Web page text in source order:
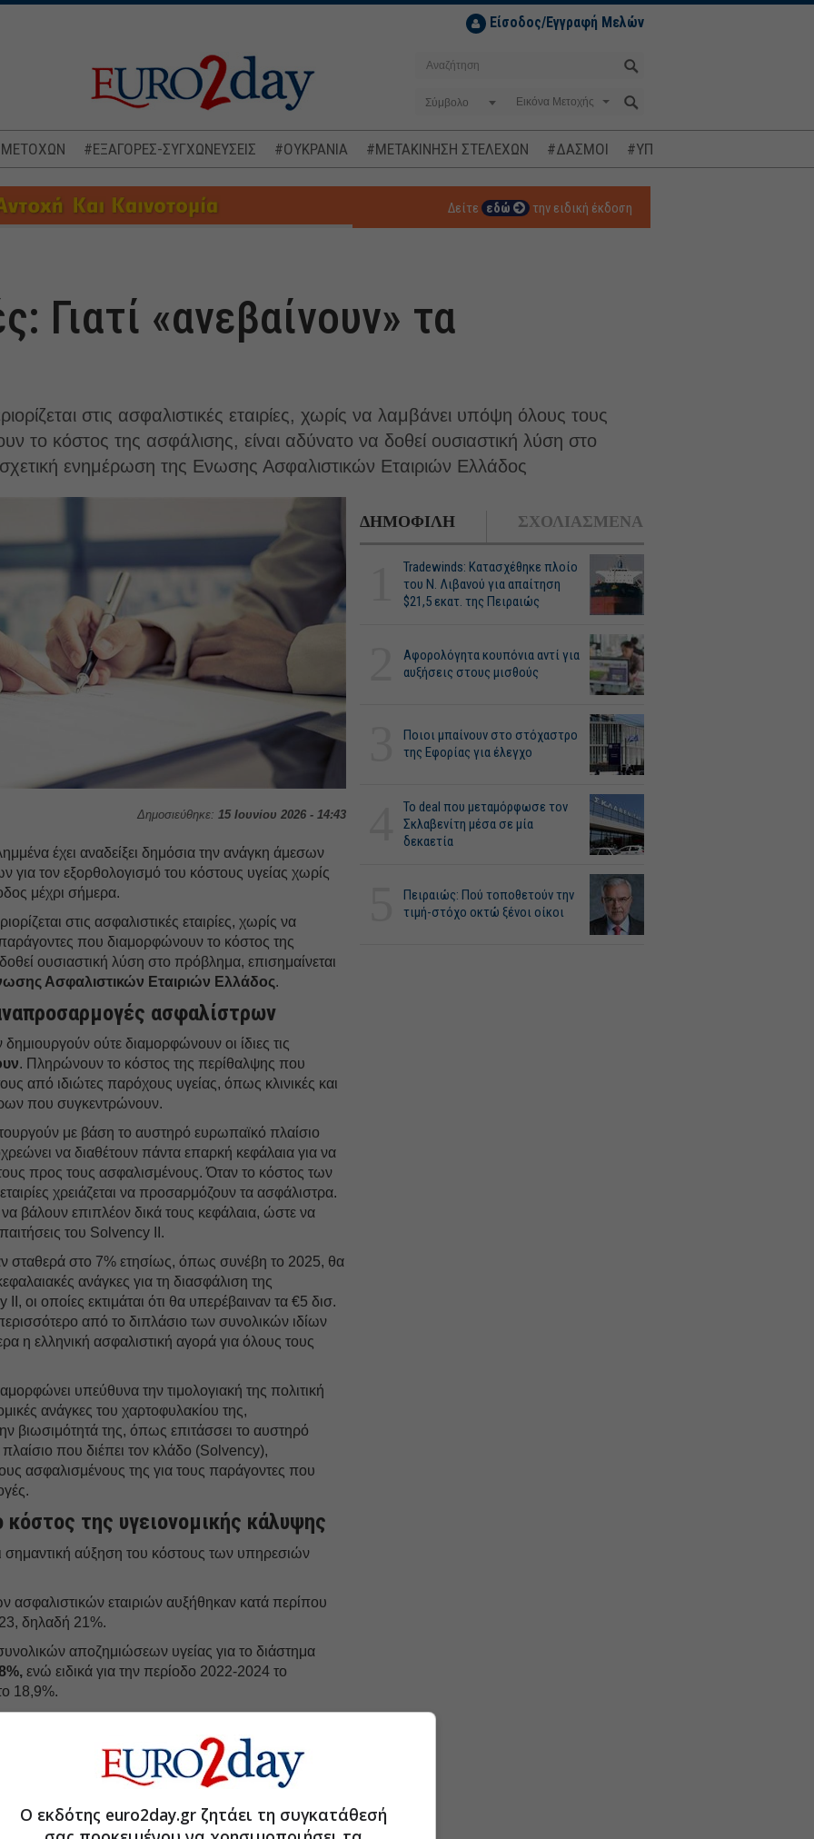
Είσοδος/Εγγραφή Μελών
Σύμβολο
ΜΕΤΟΧΩΝ #ΕΞΑΓΟΡΕΣ-ΣΥΓΧΩΝΕΥΣΕΙΣ #ΟΥΚΡΑΝΙΑ #ΜΕΤΑΚΙΝΗΣΗ ΣΤΕΛΕΧΩΝ #ΔΑΣΜΟΙ #ΥΠΟΚΛΟΠΕΣ
Δείτε εδώ την ειδική έκδοση
Γιατί «ανεβαίνουν» τα
στις ασφαλιστικές εταιρίες, χωρίς να λαμβάνει υπόψη όλους τους
το κόστος της ασφάλισης, είναι αδύνατο να δοθεί ουσιαστική λύση στο
ενημέρωση της Ενωσης Ασφαλιστικών Εταιριών Ελλάδος
Δημοσιεύθηκε: 15 Ιουνίου 2026 - 14:43
έχει αναδείξει δημόσια την ανάγκη άμεσων
για τον εξορθολογισμό του κόστους υγείας χωρίς
μέχρι σήμερα.
στις ασφαλιστικές εταιρίες, χωρίς να
που διαμορφώνουν το κόστος της
ουσιαστική λύση στο πρόβλημα, επισημαίνεται
Ασφαλιστικών Εταιριών Ελλάδος.
ασφαλίστρων
δημιουργούν ούτε διαμορφώνουν οι ίδιες τις
. Πληρώνουν το κόστος της περίθαλψης που
από ιδιώτες παρόχους υγείας, όπως κλινικές και
που συγκεντρώνουν.
με βάση το αυστηρό ευρωπαϊκό πλαίσιο
να διαθέτουν πάντα επαρκή κεφάλαια για να
προς τους ασφαλισμένους. Όταν το κόστος των
χρειάζεται να προσαρμόζουν τα ασφάλιστρα.
βάλουν επιπλέον δικά τους κεφάλαια, ώστε να
του Solvency II.
σταθερά στο 7% ετησίως, όπως συνέβη το 2025, θα
ανάγκες για τη διασφάλιση της
οποίες εκτιμάται ότι θα υπερέβαιναν τα €5 δισ.
από το διπλάσιο των συνολικών ιδίων
η ελληνική ασφαλιστική αγορά για όλους τους
υπεύθυνα την τιμολογιακή της πολιτική
ανάγκες του χαρτοφυλακίου της,
βιωσιμότητά της, όπως επιτάσσει το αυστηρό
που διέπει τον κλάδο (Solvency),
ασφαλισμένους της για τους παράγοντες που
κόστος της υγειονομικής κάλυψης
σημαντική αύξηση του κόστους των υπηρεσιών
ασφαλιστικών εταιριών αυξήθηκαν κατά περίπου
δηλαδή 21%.
αποζημιώσεων υγείας για το διάστημα
ενώ ειδικά για την περίοδο 2022-2024 το
18,9%.
κάλυψης αποτελεί διεθνή πρόκληση, ως
πληθυσμού, των πληθωριστικών πιέσεων και της
επιστήμης.
ιατρικών τεχνολογιών, καινοτόμων θεραπειών
μεθόδων η οποία βελτιώνει σημαντικά τα
συνεπάγεται και ιδιαίτερα υψηλό κόστος.
ΔΗΜΟΦΙΛΗ ΣΧΟΛΙΑΣΜΕΝΑ
Tradewinds: Κατασχέθηκε πλοίο
του Ν. Λιβανού για απαίτηση
$21,5 εκατ. της Πειραιώς
Αφορολόγητα κουπόνια αντί για
αυξήσεις στους μισθούς
Ποιοι μπαίνουν στο στόχαστρο
της Εφορίας για έλεγχο
Το deal που μεταμόρφωσε τον
Σκλαβενίτη μέσα σε μία
δεκαετία
Πειραιώς: Πού τοποθετούν την
τιμή-στόχο οκτώ ξένοι οίκοι
Ο εκδότης euro2day.gr ζητάει τη συγκατάθεσή